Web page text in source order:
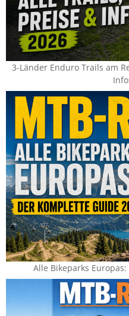
3-Länder Enduro Trails am
Alle Bikeparks